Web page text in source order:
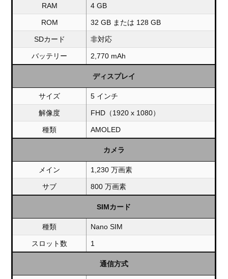
RAM 4 GB
ROM 32 GB または 128 GB
SDカード 非対応
バッテリー 2,770 mAh
ディスプレイ
サイズ 5 インチ
解像度 FHD（1920 x 1080）
種類 AMOLED
カメラ
メイン 1,230 万画素
サブ 800 万画素
SIMカード
種類 Nano SIM
スロット数 1
通信方式